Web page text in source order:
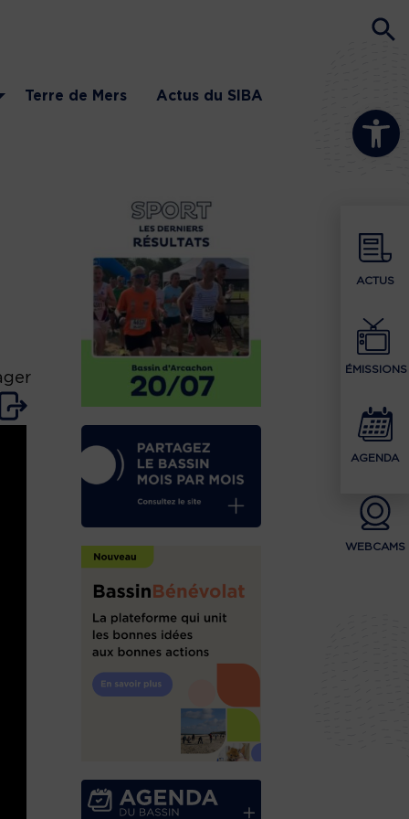
Ouvrir la
ACTUS
ÉMISSIONS
AGENDA
WEBCAMS
Terre de Mers Actus du SIBA